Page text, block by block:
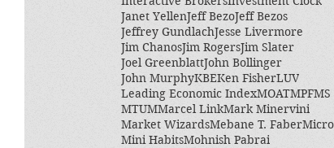
Janet YellenJeff BezoJeff Bezos
Jeffrey GundlachJesse Livermore
Jim ChanosJim RogersJim Slater
Joel GreenblattJohn Bollinger
John MurphyKBEKen FisherLUV
Leading Economic IndexMOATMPFMS
MTUMMarcel LinkMark Minervini
Market WizardsMebane T. Faber
Mini HabitsMohnish Pabrai